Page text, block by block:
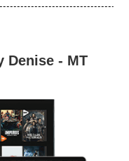
Denise - MT